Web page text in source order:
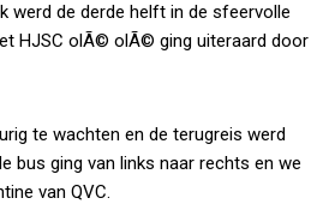
werd de derde helft in de sfeervolle
HJSC olÃ© olÃ© ging uiteraard door
te wachten en de terugreis werd
bus ging van links naar rechts en we
van QVC.